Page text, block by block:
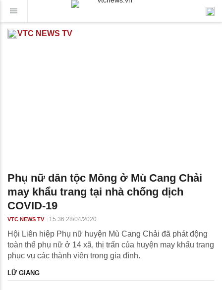
VTC NEWS TV
Phụ nữ dân tộc Mông ở Mù Cang Chải
may khẩu trang tại nhà chống dịch
COVID-19
VTC NEWS TV 15:36 28/04/2020
Hội Liên hiệp Phụ nữ huyện Mù Cang Chải đã phát động
toàn thể phụ nữ ở 14 xã, thị trấn của huyện may khẩu trang
phục vụ các thành viên trong gia đình.
LỮ GIANG